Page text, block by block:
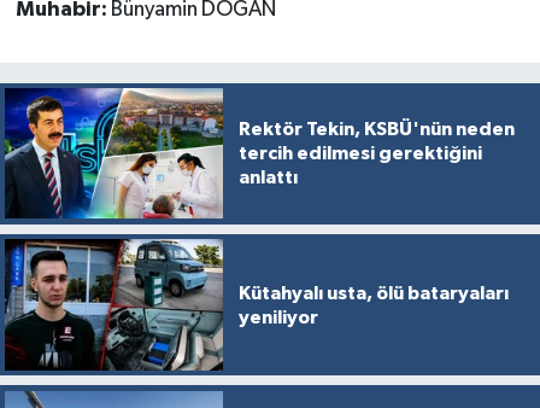
Muhabir: Bünyamin DOĞAN
Rektör Tekin, KSBÜ'nün neden
tercih edilmesi gerektiğini
anlattı
Kütahyalı usta, ölü bataryaları
yeniliyor